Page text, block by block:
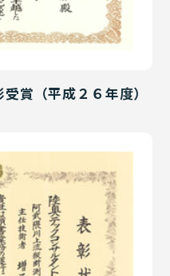
賞（平成２６年度）